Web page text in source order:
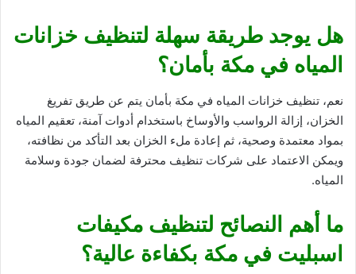
هل يوجد طريقة سهلة لتنظيف خزانات
المياه في مكة بأمان؟
نعم، تنظيف خزانات المياه في مكة بأمان يتم عن طريق تفريغ
الخزان، إزالة الرواسب والأوساخ باستخدام أدوات آمنة، تعقيم المياه
بمواد معتمدة وصحية، ثم إعادة ملء الخزان بعد التأكد من نظافته،
ويمكن الاعتماد على شركات تنظيف محترفة لضمان جودة وسلامة
المياه.
ما أهم النصائح لتنظيف مكيفات
اسبليت في مكة بكفاءة عالية؟